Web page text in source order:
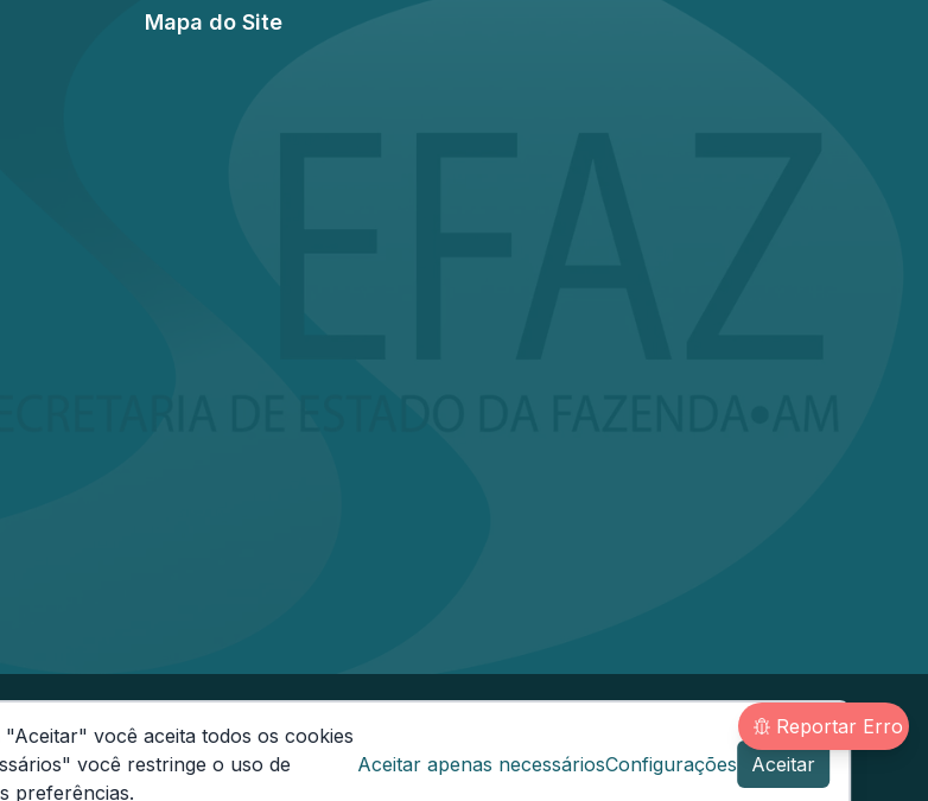
Mapa do Site
a Sexta das 08h às 14h Email: ouvidoria@sefaz.am.gov.br
Reportar Erro
você aceita todos os cookies
você restringe o uso de
preferências.
Aceitar apenas necessáriosConfigurações Aceitar